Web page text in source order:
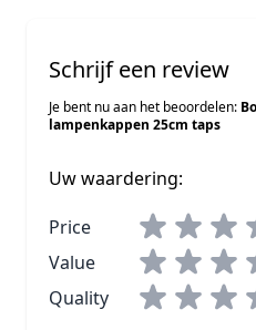
Schrijf een review
Je bent nu aan het beoordelen:
lampenkappen 25cm taps
Uw waardering:
Price
Value
Quality